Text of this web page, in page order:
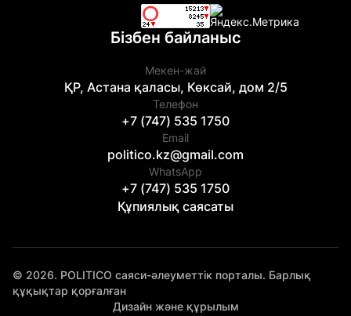
Бізбен байланыс
Мекен-жай
ҚР, Астана қаласы, Көксай, дом 2/5
Телефон
+7 (747) 535 1750
Email
politico.kz@gmail.com
WhatsApp
+7 (747) 535 1750
Құпиялық саясаты
© 2026. POLITICO саяси-әлеуметтік порталы. Барлық
құқықтар қорғалған
Дизайн және құрылым